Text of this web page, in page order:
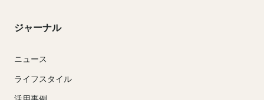
ジャーナル
ニュース
ライフスタイル